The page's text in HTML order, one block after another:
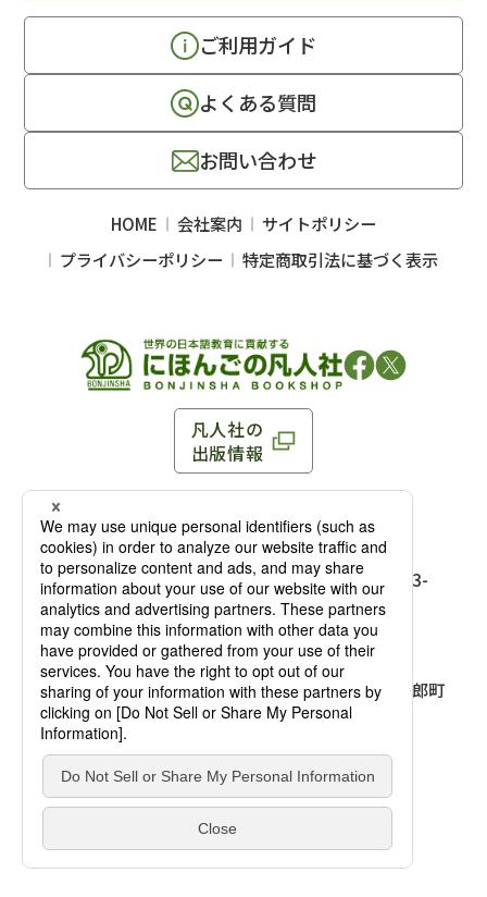
凡人社の本を見る
凡人社が出版した本を見る
凡人社の
出版情報
〒102-0093 東京都千代田区平河町 1-3-13 8F
TEL：03-3263-3959／FAX：03-3263-3116
麹町店
〒102-0093 東京都千代田区平河町1-3-
13 8F［アクセス］
TEL：03-3239-8673／FAX：03-3263-
3116
大阪店
〒541-0056 大阪府大阪市中央区久太郎町
4-2-10
大西ビルディング 1階［
TEL：06-4256-2684／FAX：03-6733-
7887
ご利用ガイド
よくある質問
お問い合わせ
HOME 会社案内
サイトポリシー
プライバシーポリシー
特定商取引法に基づく表示
© Bonjinsha Co., LTD. All Rights Reserved.